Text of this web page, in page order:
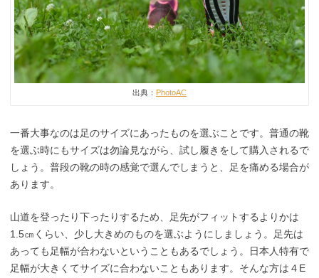
出典： PhotoAC
一番大事なのは足のサイズにあったものを選ぶことです。普通の靴
を選ぶ時にもサイズは勿論見ながら、試し履きをして購入されるで
しょう。普段の靴の時の感覚で選んでしまうと、足を痛める場合が
あります。
山道を登ったり下ったりするため、足先がフィットするよりかは
1.5㎝くらい、少し大きめのものを選ぶようにしましょう。足先は
あっても足幅が合わないということもあるでしょう。日本人特有で
足幅が大きくてサイズに合わないこともあります。そんな方は４E